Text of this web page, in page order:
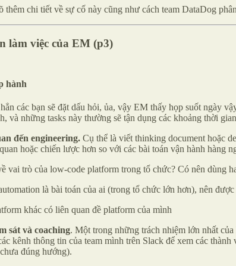
thêm chi tiết về sự cố này cũng như cách team DataDog
làm việc của EM (p3)
hành
các bạn sẽ đặt dấu hỏi, ủa, vậy EM thấy họp suốt ngày
và những tasks này thường sẽ tận dụng các khoảng thời
đến engineering. Cụ thể là viết thinking document hoặc
hoặc chiến lược hơn so với các bài toán vận hành hàng
vai trò của low-code platform trong tổ chức? Có nên dùng
là bài toán của ai (trong tổ chức lớn hơn), nên được
khác có liên quan đề platform của mình
sát và coaching. Một trong những trách nhiệm lớn nhất
kênh thông tin của team mình trên Slack để xem các
đúng hướng).